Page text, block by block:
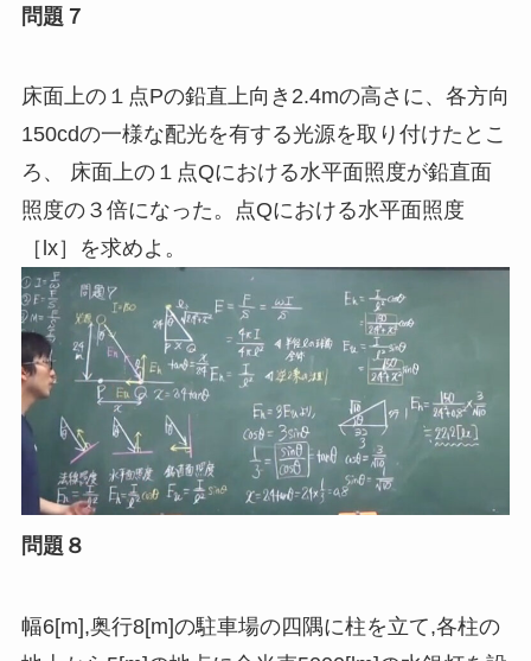
問題７
床面上の１点Pの鉛直上向き2.4mの高さに、各方向
150cdの一様な配光を有する光源を取り付けたとこ
ろ、 床面上の１点Qにおける水平面照度が鉛直面
照度の３倍になった。点Qにおける水平面照度
［ lx］を求めよ。
問題８
幅6[m],奥行8[m]の駐車場の四隅に柱を立て,各柱の